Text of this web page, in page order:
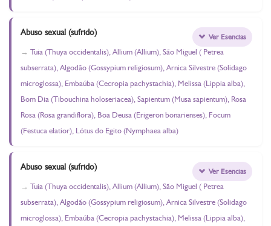
Abuso sexual (sufrido)
Tuia (Thuya occidentalis), Allium (Allium), São Miguel ( Petrea
subserrata), Algodão (Gossypium religiosum), Arnica Silvestre (Solidago
microglossa), Embaúba (Cecropia pachystachia), Melissa (Lippia alba),
Bom Dia (Tibouchina holoseriacea), Sapientum (Musa sapientum), Rosa
Rosa (Rosa grandiflora), Boa Deusa (Erigeron bonarienses), Focum
(Festuca elatior), Lótus do Egito (Nymphaea alba)
Ver Esencias
Abuso sexual (sufrido)
Tuia (Thuya occidentalis), Allium (Allium), São Miguel ( Petrea
subserrata), Algodão (Gossypium religiosum), Arnica Silvestre (Solidago
microglossa), Embaúba (Cecropia pachystachia), Melissa (Lippia alba),
Ver Esencias